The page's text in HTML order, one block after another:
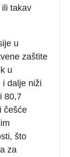
takav
u
zaštite
u
i dalje niži
80,7
češće
što
za